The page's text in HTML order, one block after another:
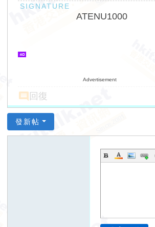
ATENU1000
Advertisement
回復
發新帖